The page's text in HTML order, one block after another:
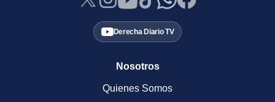
Derecha Diario TV
Nosotros
Quienes Somos